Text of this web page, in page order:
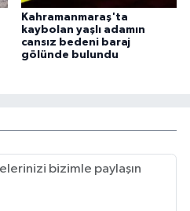
Kahramanmaraş'ta
kaybolan yaşlı adamın
cansız bedeni baraj
gölünde bulundu